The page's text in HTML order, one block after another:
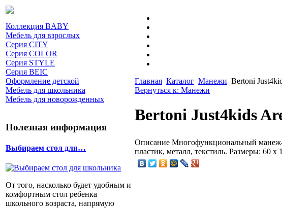
Коллекция BABY
Мебель для взрослых
Серия CITY
Серия COLOR
Серия STYLE
Серия BEIC
Оформление детской
Мебель для школьника
Мебель для новорожденных
Полезная информация
Выбираем стол для…
От того, насколько будет удобным и
комфортным стол ребенка
школьного возраста, напрямую
Главная Каталог Манежи Bertoni
Вернуться к: Манежи
Bertoni Just4kids
Описание Многофункциональный манеж-
пластик, металл, текстиль. Размеры: 60 х